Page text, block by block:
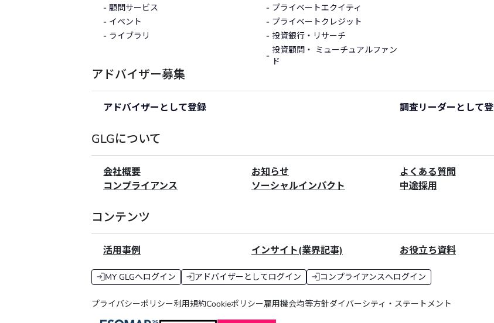
顧問サービス
イベント
ライブラリ
プライベートエクイティ
プライベートクレジット
投資銀行・リサーチ
投資顧問・ ミューチュアルファン
ド
アドバイザー募集
アドバイザーとして登録 調査リーダーとして
GLGについて
会社概要 お知らせ よくある質問
コンプライアンス
ソーシャルインパクト 中途採用
コンテンツ
活用事例 インサイト(業界記事) お役立ち資料
MY GLGへログイン アドバイザーとしてログイン コンプライアンスへログイン
プライバシーポリシー利用規約Cookieポリシー雇用機会均等方針ダイバーシティ・ステートメント